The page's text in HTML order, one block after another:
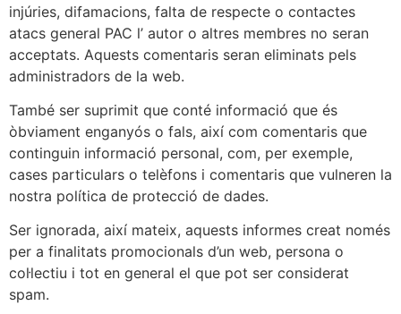
injúries, difamacions, falta de respecte o contactes
atacs general PAC l’ autor o altres membres no seran
acceptats. Aquests comentaris seran eliminats pels
administradors de la web.
També ser suprimit que conté informació que és
òbviament enganyós o fals, així com comentaris que
continguin informació personal, com, per exemple,
cases particulars o telèfons i comentaris que vulneren la
nostra política de protecció de dades.
Ser ignorada, així mateix, aquests informes creat només
per a finalitats promocionals d’un web, persona o
col·lectiu i tot en general el que pot ser considerat
spam.